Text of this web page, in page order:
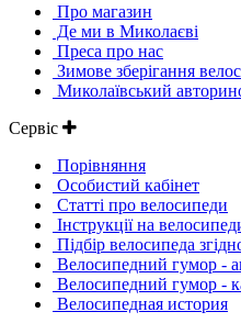
Про магазин
Де ми в Миколаєві
Преса про нас
Зимове зберігання
Миколаївський
Сервіс
Порівняння
Особистий кабінет
Статті про велосипеди
Інструкції на
Підбір велосипеда
Велосипедний гумор -
Велосипедний гумор -
Велосипедная история